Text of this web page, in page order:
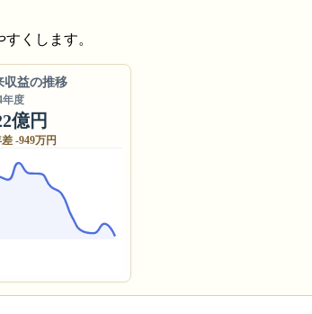
くします。
収益の推移
年度
億円
-949万円